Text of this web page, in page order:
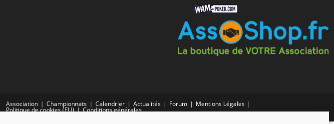
Association Championnats Calendrier Actualités Forum Mentions Légales
Politique de cookies (EU) Conditions générales